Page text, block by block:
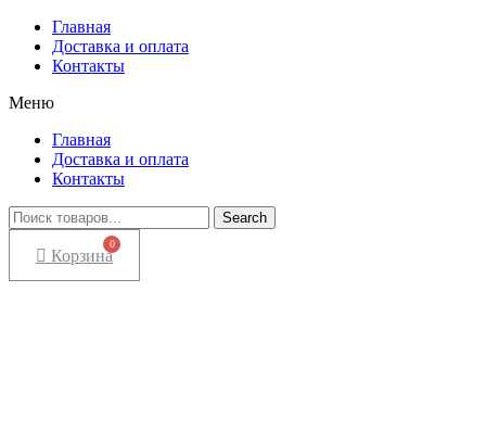
Главная
Доставка и оплата
Контакты
Меню
Главная
Доставка и оплата
Контакты
Search
Корзина